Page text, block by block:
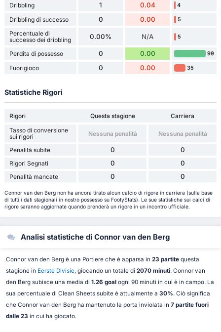
Dribbling
1 0.04 4
Dribbling di successo 0 0.00 5
Percentuale di
successo dei dribbling
0.00% N/A 5
Perdita di possesso 0 0.00 99
Fuorigioco 0 0.00 35
Statistiche Rigori
Rigori Questa stagione
Carriera
Tasso di conversione
sui rigori
Nessuna penalità Nessuna penalità
Penalità subite 0 0
Rigori Segnati 0 0
Penalità mancate 0 0
Connor van den Berg non ha ancora tirato alcun calcio di rigore in carriera (sulla base
di tutti i dati stagionali in nostro possesso su FootyStats). Le sue statistiche sui calci di
rigore saranno aggiornate quando prenderà un rigore in un incontro ufficiale.
Analisi statistiche di Connor van den Berg
Connor van den Berg è una Portiere che è apparsa in 23 partitequesta
stagione in Eerste Divisie, giocando un totale di 2070 minuti. Connor van
den Berg subisce una media di 1.26 goalogni 90 minuti in cui è in campo. La
sua percentuale di Clean Sheets subite è attualmente a 30%. Ciò significa
che Connor van den Berg ha mantenuto la porta inviolata in 7 partite fuori
dalle 23 in cui ha giocato.